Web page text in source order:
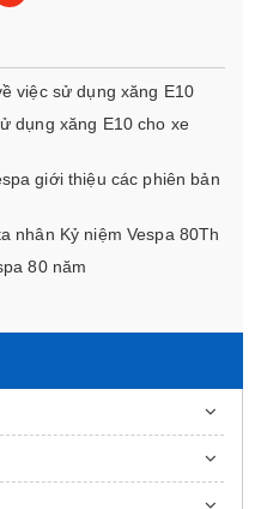
việc sử dụng xăng E10
dụng xăng E10 cho xe
giới thiệu các phiên bản
nhân Kỷ niệm Vespa 80Th
80 năm